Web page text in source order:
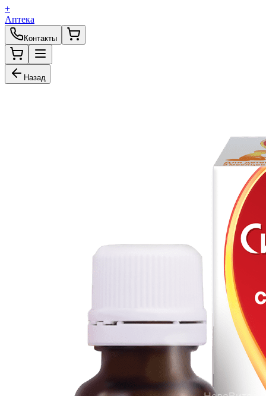
+
Аптека
Контакты
Назад